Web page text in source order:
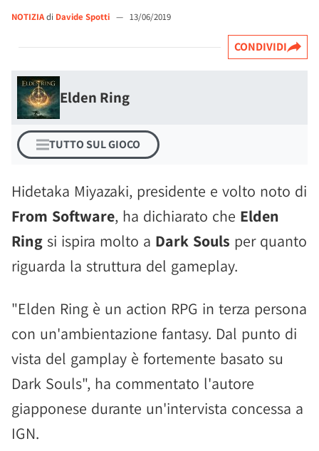
NOTIZIAdi Davide Spotti — 13/06/2019
CONDIVIDI
Elden Ring
TUTTO SUL GIOCO
Hidetaka Miyazaki, presidente e volto noto di
From Software, ha dichiarato che Elden
Ring si ispira molto a Dark Souls per quanto
riguarda la struttura del gameplay.
"Elden Ring è un action RPG in terza persona
con un'ambientazione fantasy. Dal punto di
vista del gamplay è fortemente basato su
Dark Souls", ha commentato l'autore
giapponese durante un'intervista concessa a
IGN.